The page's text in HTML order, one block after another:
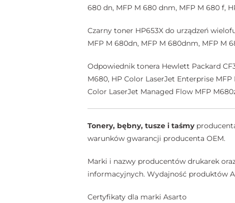
680 dn, MFP M 680 dnm, MFP M 680 f,
Czarny toner HP653X do urządzeń
MFP M 680dn, MFP M 680dnm, MFP M
Odpowiednik tonera Hewlett Packard
M680, HP Color LaserJet Enterprise
Color LaserJet Managed Flow MFP
Tonery, bębny, tusze i taśmy
warunków gwarancji producenta OEM.
Marki i nazwy producentów drukarek
informacyjnych. Wydajność produktów
Certyfikaty dla marki Asarto